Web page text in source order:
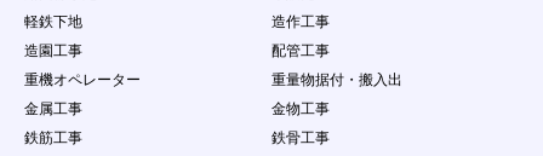
（１２）
会員情報・案件情報などを悪意ある行為をす
（１３）
当社が、本サービスの運営を妨げるおそれが
あると判断する量のデータ転送、サーバに負
担をかける行為（不正な連続アクセス、ウィ
ルス、ワーム、その他の有害プログラムをサ
ーバーに送信し、または第三者に送信する行
軽鉄下地
造作工事
造園工事
配管工事
重機オペレーター
重量物据付・搬入出
金属工事
金物工事
鉄筋工事
鉄骨工事